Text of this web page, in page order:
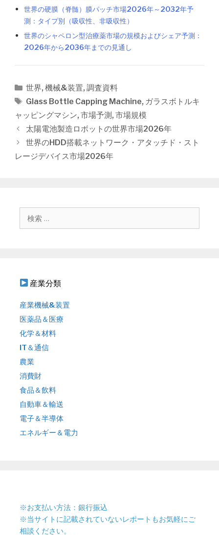
世界の硬膜（脊髄）膜パッチ市場2026年～2032年予
測：タイプ別（吸収性、非吸収性）
世界のシャペロン型治療薬市場の規模およびシェア予測：
2026年から2036年までの見通し
カ
テ
リ
ー
世界, 機械&装置, 調査資料
タ
グ
Glass Bottle Capping Machine, ガラスボトルキ
ャッピングマシン, 市場予測 , 市場規模
投
稿
ョ
太陽電池製造ロボットの世界市場2026年
世界のHDD搭載ネットワーク・アタッチド・スト
レージデバイス市場2026年
産業分類
産業機械&装置
医薬品＆医療
化学＆材料
IT＆通信
農業
消費財
食品＆飲料
自動車＆輸送
電子＆半導体
エネルギー＆電力
※お支払い方法：銀行振込
※当サイトに記載されていないレポートもお気軽にご
相談ください。